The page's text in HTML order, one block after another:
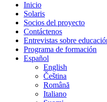
Inicio
Solaris
Socios del proyecto
Contáctenos
Entrevistas sobre
Programa de formación
Español
English
Čeština
Română
Italiano